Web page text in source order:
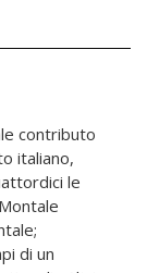
contributo
italiano,
le
di un